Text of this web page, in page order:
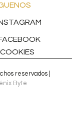
COOKIES
reservados |
Byte